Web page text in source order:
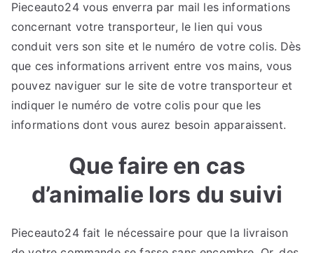
Pieceauto24 vous enverra par mail les informations
concernant votre transporteur, le lien qui vous
conduit vers son site et le numéro de votre colis. Dès
que ces informations arrivent entre vos mains, vous
pouvez naviguer sur le site de votre transporteur et
indiquer le numéro de votre colis pour que les
informations dont vous aurez besoin apparaissent.
Que faire en cas
d’animalie lors du suivi
Pieceauto24 fait le nécessaire pour que la livraison